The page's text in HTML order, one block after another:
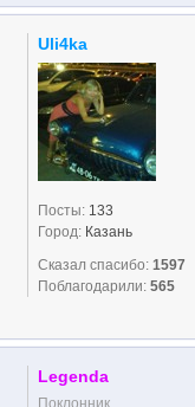
Uli4ka
Посты: 133
Город: Казань
Сказал спасибо: 1597
Поблагодарили: 565
Legenda
Поклонник